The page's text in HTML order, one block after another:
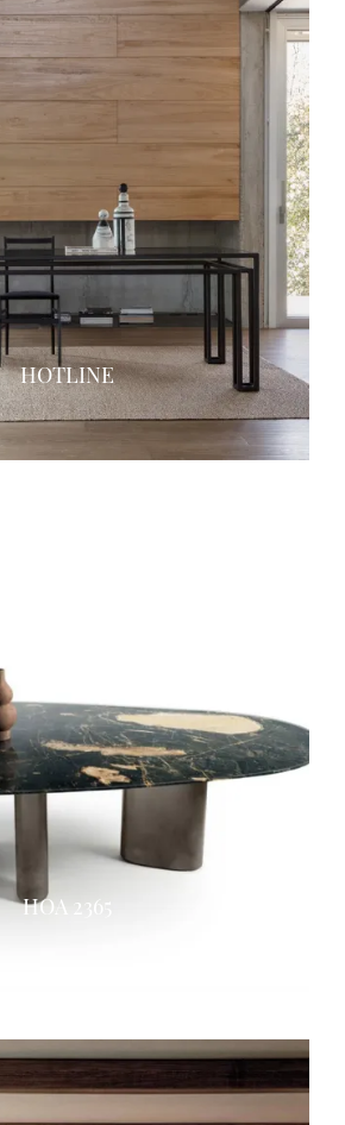
HOTLINE
HOA 2365